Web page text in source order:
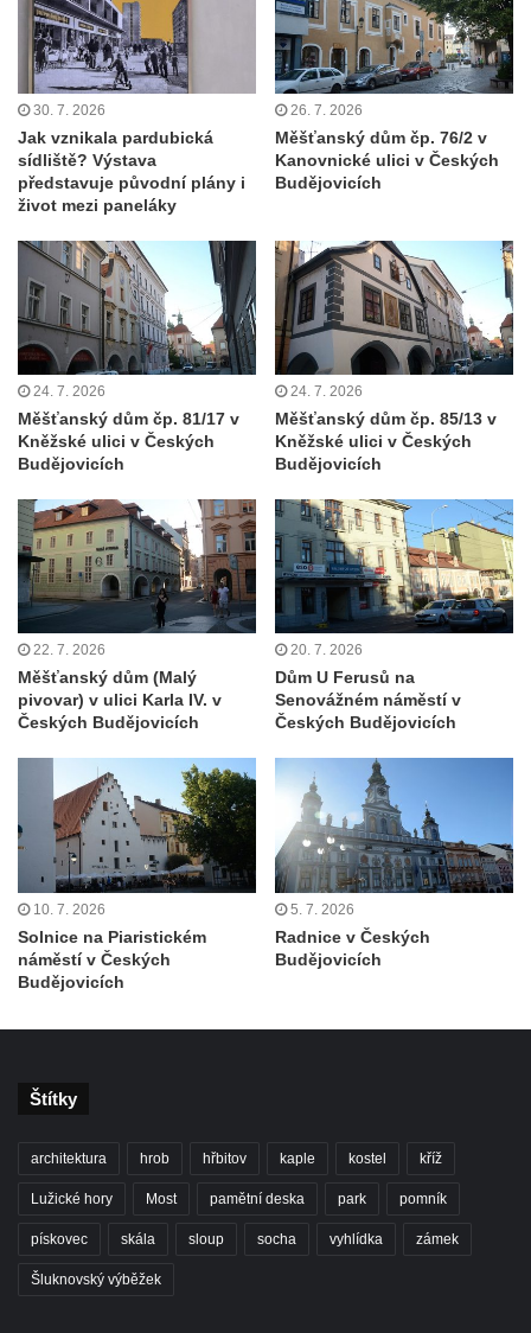
Bývalá venkovská usedlost (hotel RON) u
kostela svatého Mikuláše v Mikulášovicích
Fara u kostela Navštívení Panny Marie v
Lobendavě
Ambity křížové cesty u kostela svatého Jiří
ve Chřibské
Bývalé děkanství u kostela svatého Jiří v
Horním Slavkově
Skalní most Bastei
Mayerův gloriet v Karlových Varech
Egermannův dům čp. 100 v Novém Boru
(Pivovar Born)
Bývalá plynárna ve Hřensku
Budova pošty čp. 55 v Novém Boru
Kamenice
Altán na Jehle u České Kamenice
Torzo střeleckého sloupu pod Jehlou v
České Kamenici
Bývalá Střelnice ve Sládkově ulici v České
Kamenici
Altán na pěšině nad Máchovou ulicí v
České Kamenici
Vila Franze Matzkeho v Máchově ulici v
České Kamenici
Bývalý vrchnostenský špitál v České
Kamenici
Severočeské divadlo opery a baletu v Ústí
nad Labem
Jablonném v Podještědí-Markvarticích
Dům U Zlaté hvězdy čp. 11 v ulici 5. května
30. 7. 2026
Jak vznikala pardubická
sídliště? Výstava
představuje původní plány i
život mezi paneláky
26. 7. 2026
Měšťanský dům čp. 76/2 v
Kanovnické ulici v Českých
Budějovicích
24. 7. 2026
Měšťanský dům čp. 81/17 v
Kněžské ulici v Českých
Budějovicích
24. 7. 2026
Měšťanský dům čp. 85/13 v
Kněžské ulici v Českých
Budějovicích
22. 7. 2026
Měšťanský dům (Malý
pivovar) v ulici Karla IV. v
Českých Budějovicích
20. 7. 2026
Dům U Ferusů na
Senovážném náměstí v
Českých Budějovicích
10. 7. 2026
Solnice na Piaristickém
náměstí v Českých
Budějovicích
5. 7. 2026
Radnice v Českých
Budějovicích
Štítky
architektura hrob hřbitov kaple kostel kříž
Lužické hory Most pamětní deska park pomník
pískovec skála sloup socha vyhlídka zámek
Šluknovský výběžek